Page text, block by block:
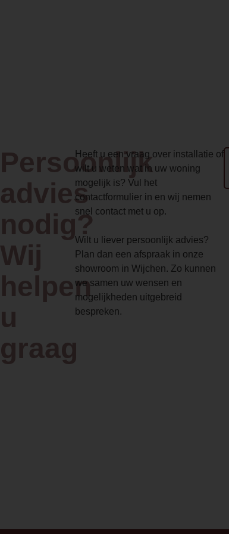
Persoonlijk
advies
nodig?
Wij
helpen
u
graag
Heeft u een vraag over installatie of
wilt u weten wat in uw woning
mogelijk is? Vul het
contactformulier in en wij nemen
snel contact met u op.
Wilt u liever persoonlijk advies?
Plan dan een afspraak in onze
showroom in Wijchen. Zo kunnen
we samen uw wensen en
mogelijkheden uitgebreid
bespreken.